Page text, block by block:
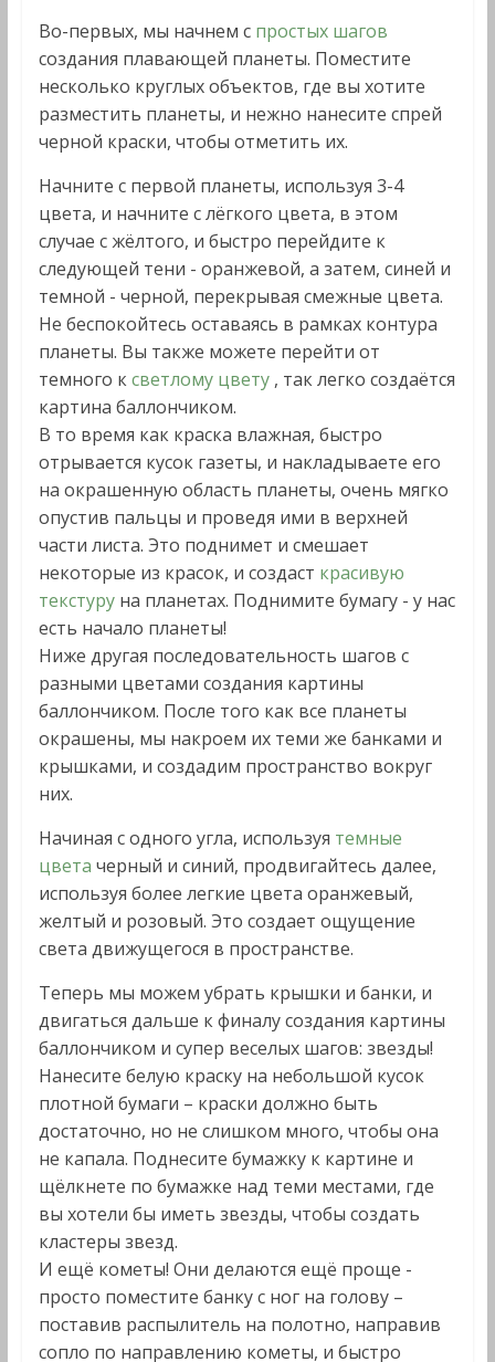
Во-первых, мы начнем с простых шагов
создания плавающей планеты. Поместите
несколько круглых объектов, где вы хотите
разместить планеты, и нежно нанесите спрей
черной краски, чтобы отметить их.
Начните с первой планеты, используя 3-4
цвета, и начните с лёгкого цвета, в этом
случае с жёлтого, и быстро перейдите к
следующей тени - оранжевой, а затем, синей и
темной - черной, перекрывая смежные цвета.
Не беспокойтесь оставаясь в рамках контура
планеты. Вы также можете перейти от
темного ксветлому цвету , так легко создаётся
картина баллончиком.
В то время как краска влажная, быстро
отрывается кусок газеты, и накладываете его
на окрашенную область планеты, очень мягко
опустив пальцы и проведя ими в верхней
части листа. Это поднимет и смешает
некоторые из красок, и создаст красивую
текстуру на планетах. Поднимите бумагу - у нас
есть начало планеты!
Ниже другая последовательность шагов с
разными цветами создания картины
баллончиком. После того как все планеты
окрашены, мы накроем их теми же банками и
крышками, и создадим пространство вокруг
них.
Начиная с одного угла, используя темные
цвета черный и синий, продвигайтесь далее,
используя более легкие цвета оранжевый,
желтый и розовый. Это создает ощущение
света движущегося в пространстве.
Теперь мы можем убрать крышки и банки, и
двигаться дальше к финалу создания картины
баллончиком и супер веселых шагов: звезды!
Нанесите белую краску на небольшой кусок
плотной бумаги – краски должно быть
достаточно, но не слишком много, чтобы она
не капала. Поднесите бумажку к картине и
щёлкнете по бумажке над теми местами, где
вы хотели бы иметь звезды, чтобы создать
кластеры звезд.
И ещё кометы! Они делаются ещё проще -
просто поместите банку с ног на голову –
поставив распылитель на полотно, направив
сопло по направлению кометы, и быстро